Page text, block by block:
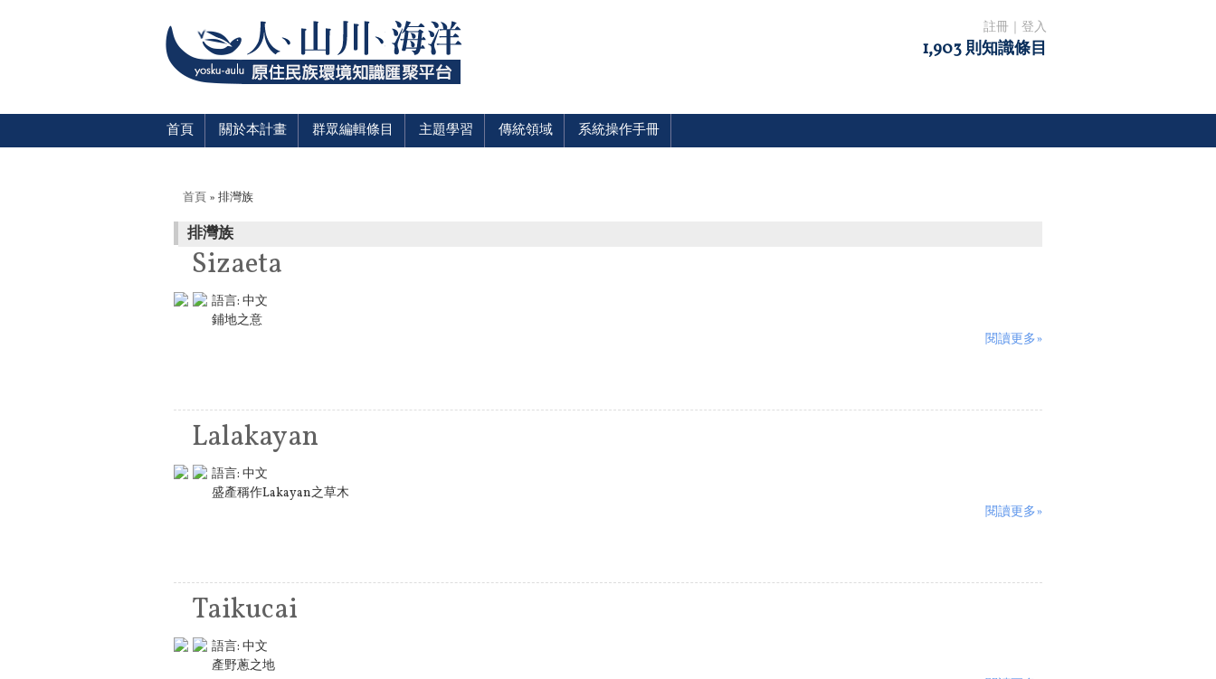
註冊 登入
1,903 則知識條目
首頁 關於本計畫 群眾編輯條目 主題學習 傳統領域 系統操作手冊
您在這裡
首頁 » 排灣族
排灣族
Sizaeta
語言: 中文
鋪地之意
閱讀更多»
Lalakayan
語言: 中文
盛產稱作Lakayan之草木
閱讀更多»
Taikucai
語言: 中文
產野蔥之地